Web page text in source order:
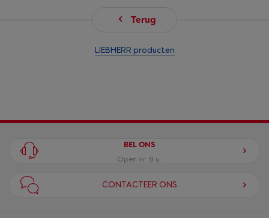
Terug
LIEBHERR producten
BEL ONS
Open vr. 8 u.
CONTACTEER ONS